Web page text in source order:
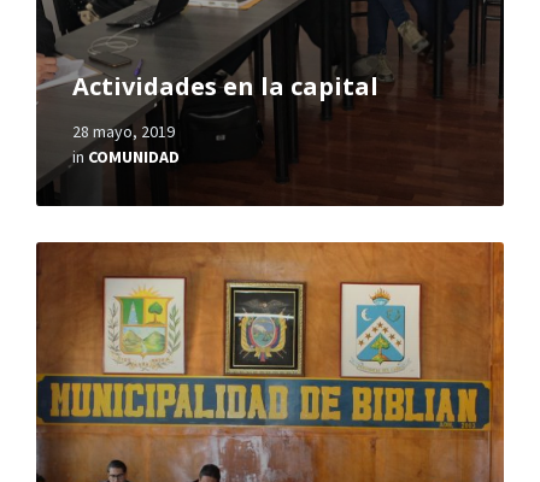
Actividades en la capital
28 mayo, 2019
in COMUNIDAD